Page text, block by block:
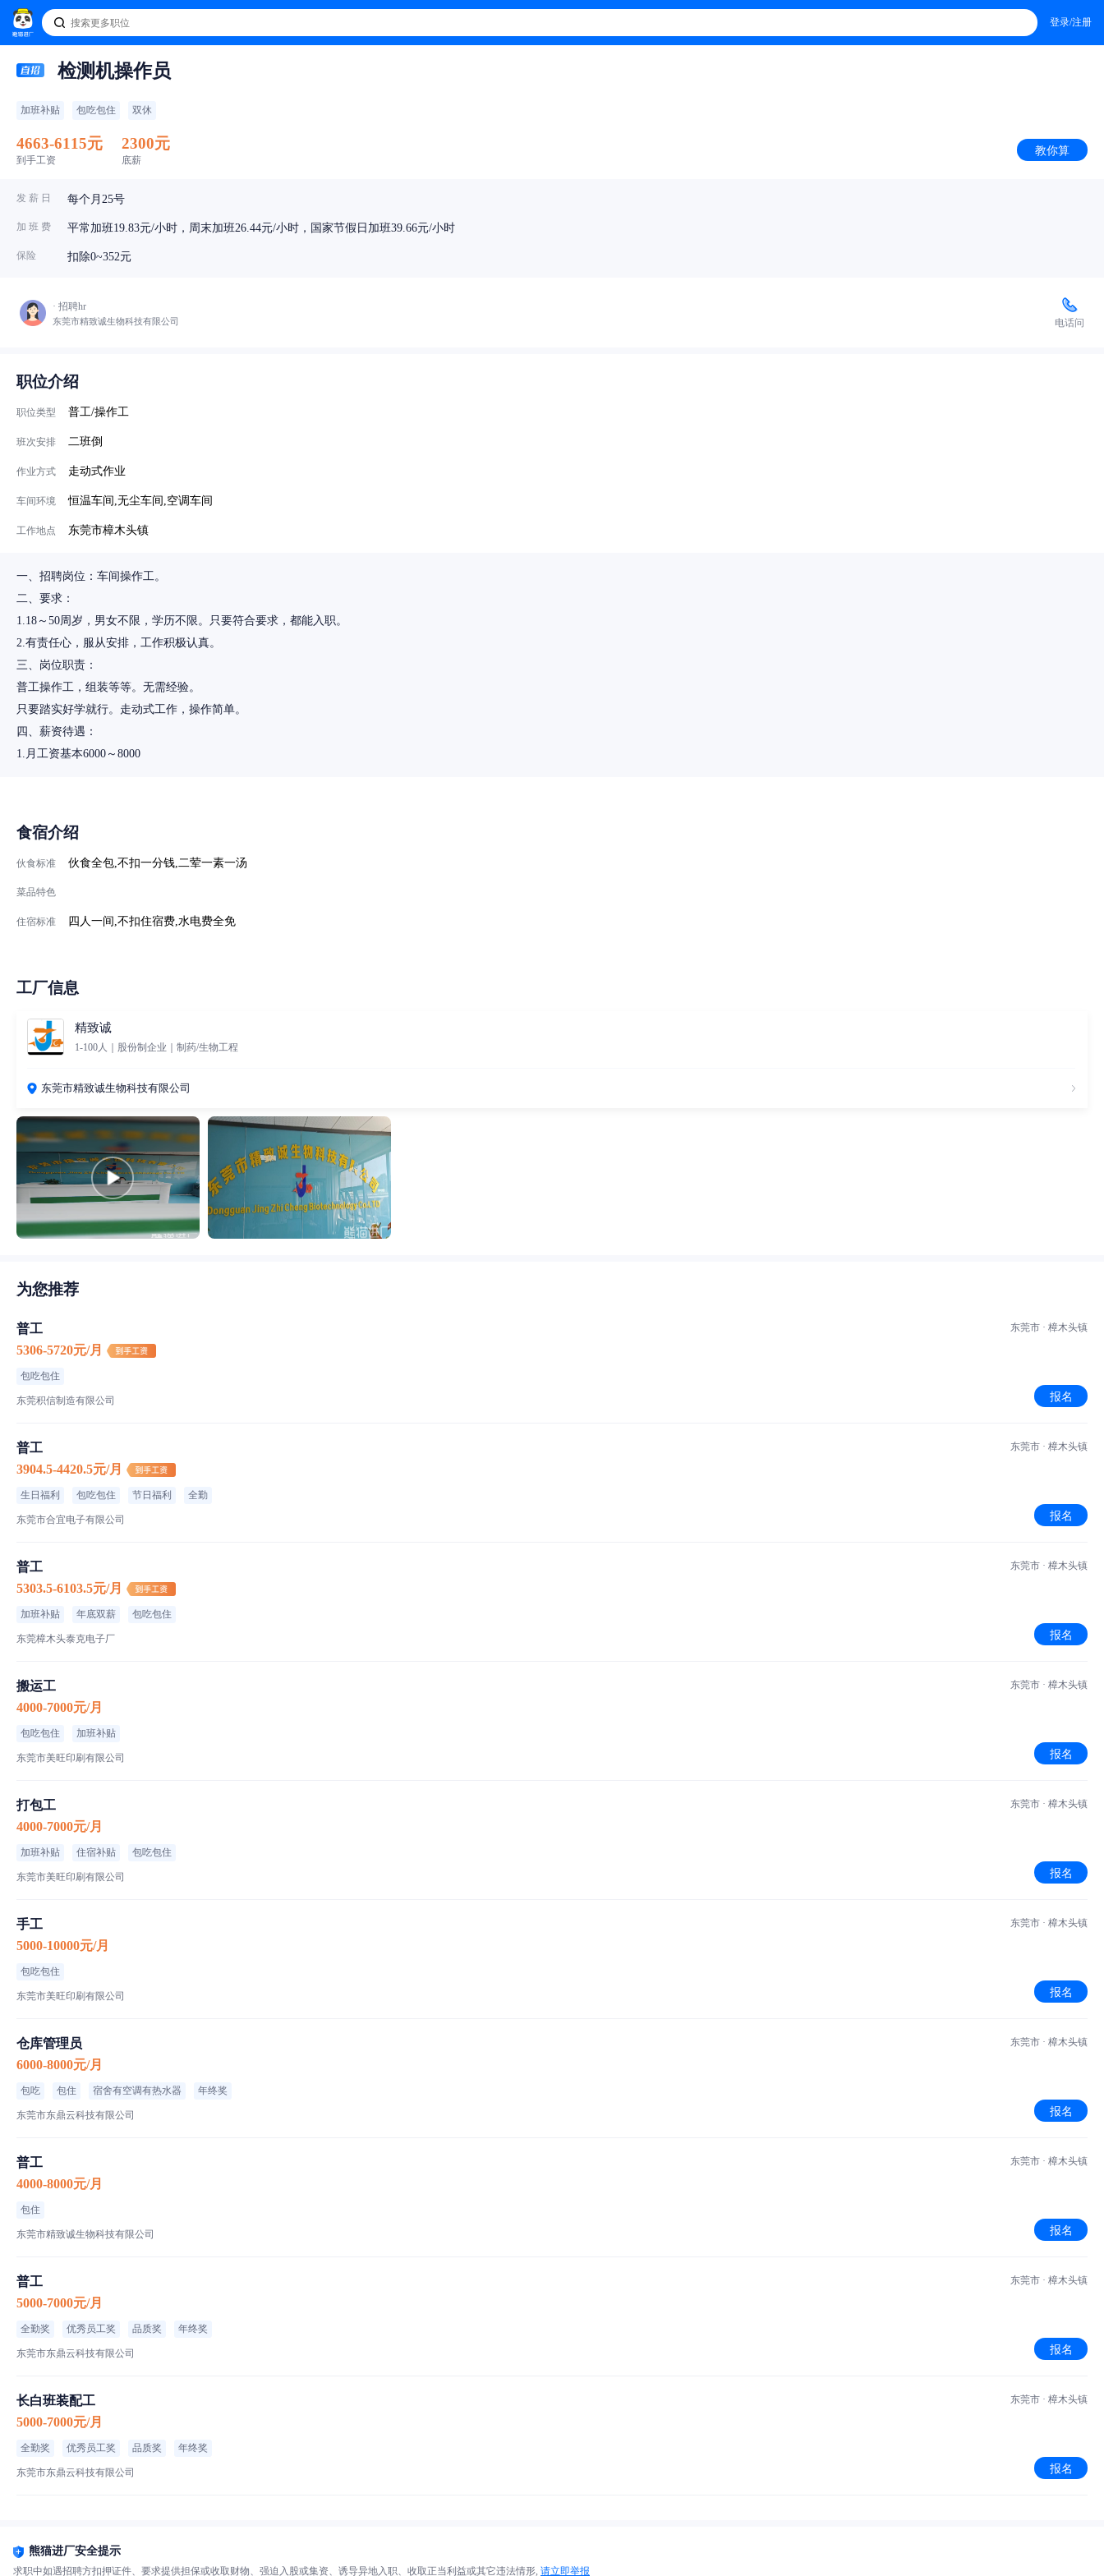
登录/注册
检测机操作员
加班补贴 包吃包住 双休
4663-6115元
到手工资
2300元
底薪
教你算
发 薪 日 每个月25号
加 班 费 平常加班19.83元/小时，周末加班26.44元/小时，国家节假日加班39.66元/小时
保险 扣除0~352元
· 招聘hr
东莞市精致诚生物科技有限公司 电话问
职位介绍
职位类型 普工/操作工
班次安排 二班倒
作业方式 走动式作业
车间环境 恒温车间,无尘车间,空调车间
工作地点 东莞市樟木头镇
一、招聘岗位：车间操作工。
二、要求：
1.18～50周岁，男女不限，学历不限。只要符合要求，都能入职。
2.有责任心，服从安排，工作积极认真。
三、岗位职责：
普工操作工，组装等等。无需经验。
只要踏实好学就行。走动式工作，操作简单。
四、薪资待遇：
1.月工资基本6000～8000
食宿介绍
伙食标准 伙食全包,不扣一分钱,二荤一素一汤
菜品特色
住宿标准 四人一间,不扣住宿费,水电费全免
工厂信息
精致诚
1-100人｜股份制企业｜制药/生物工程
东莞市精致诚生物科技有限公司
为您推荐
普工
5306-5720元/月
包吃包住
东莞积信制造有限公司
东莞市 · 樟木头镇
报名
普工
3904.5-4420.5元/月
生日福利 包吃包住 节日福利 全勤
东莞市合宜电子有限公司
东莞市 · 樟木头镇
报名
普工
5303.5-6103.5元/月
加班补贴 年底双薪 包吃包住
东莞樟木头泰克电子厂
东莞市 · 樟木头镇
报名
搬运工
4000-7000元/月
包吃包住 加班补贴
东莞市美旺印刷有限公司
东莞市 · 樟木头镇
报名
打包工
4000-7000元/月
加班补贴 住宿补贴 包吃包住
东莞市美旺印刷有限公司
东莞市 · 樟木头镇
报名
手工
5000-10000元/月
包吃包住
东莞市美旺印刷有限公司
东莞市 · 樟木头镇
报名
仓库管理员
6000-8000元/月
包吃 包住 宿舍有空调有热水器 年终奖
东莞市东鼎云科技有限公司
东莞市 · 樟木头镇
报名
普工
4000-8000元/月
包住
东莞市精致诚生物科技有限公司
东莞市 · 樟木头镇
报名
普工
5000-7000元/月
全勤奖 优秀员工奖 品质奖 年终奖
东莞市东鼎云科技有限公司
东莞市 · 樟木头镇
报名
长白班装配工
5000-7000元/月
全勤奖 优秀员工奖 品质奖 年终奖
东莞市东鼎云科技有限公司
东莞市 · 樟木头镇
报名
熊猫进厂安全提示
求职中如遇招聘方扣押证件、要求提供担保或收取财物、强迫入股或集资、诱导异地入职、收取正当利益或其它违法情形, 请立即举报